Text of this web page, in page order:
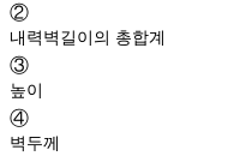
②
내력벽길이의 총합계
③
높이
④
벽두께